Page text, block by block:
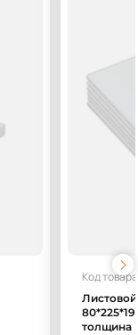
Код
толщина